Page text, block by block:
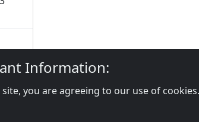
Information:
you are agreeing to our use of cookies.
Privacy Policy|Powered by